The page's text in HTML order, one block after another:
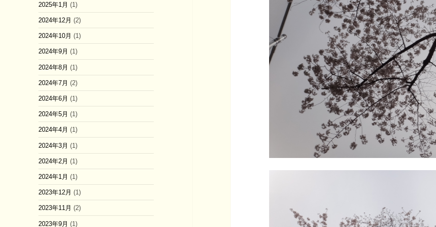
2025年1月 (1)
2024年12月 (2)
2024年10月 (1)
2024年9月 (1)
2024年8月 (1)
2024年7月 (2)
2024年6月 (1)
2024年5月 (1)
2024年4月 (1)
2024年3月 (1)
2024年2月 (1)
2024年1月 (1)
2023年12月 (1)
2023年11月 (2)
2023年9月 (1)